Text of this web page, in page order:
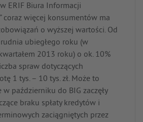
ERIF Biura Informacji
coraz więcej konsumentów ma
o wyższej wartości. Od
ubiegłego roku (w
2013 roku) o ok. 10%
spraw dotyczących
1 tys. – 10 tys. zł. Może to
październiku do BIG zaczęły
braku spłaty kredytów i
zaciągniętych przez